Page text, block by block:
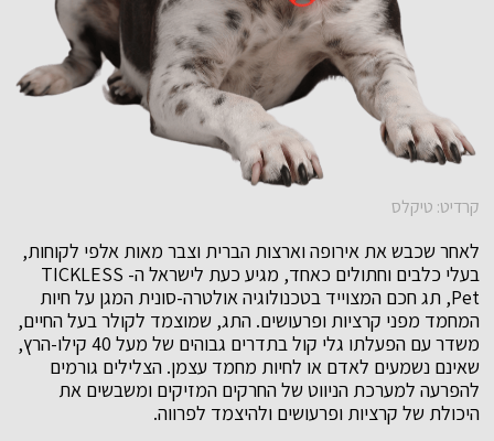
קרדיט: טיקלס
לאחר שכבש את אירופה וארצות הברית וצבר מאות אלפי לקוחות,
בעלי כלבים וחתולים כאחד, מגיע כעת לישראל ה- TICKLESS
Pet, תג חכם המצוייד בטכנולוגיה אולטרה-סונית המגן על חיות
המחמד מפני קרציות ופרעושים. התג, שמוצמד לקולר בעל החיים,
משדר עם הפעלתו גלי קול בתדרים גבוהים של מעל 40 קילו-הרץ,
שאינם נשמעים לאדם או לחיות מחמד עצמן. הצלילים גורמים
להפרעה למערכת הניווט של החרקים המזיקים ומשבשים את
היכולת של קרציות ופרעושים ולהיצמד לפרווה.